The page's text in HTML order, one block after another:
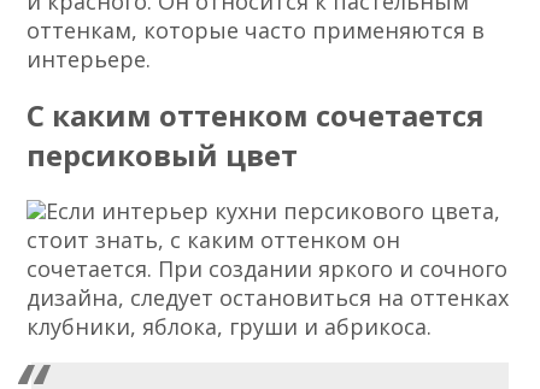
оттенкам, которые часто применяются в
интерьере.
С каким оттенком сочетается
персиковый цвет
Если интерьер кухни персикового цвета,
стоит знать, с каким оттенком он
сочетается. При создании яркого и сочного
дизайна, следует остановиться на оттенках
клубники, яблока, груши и абрикоса.